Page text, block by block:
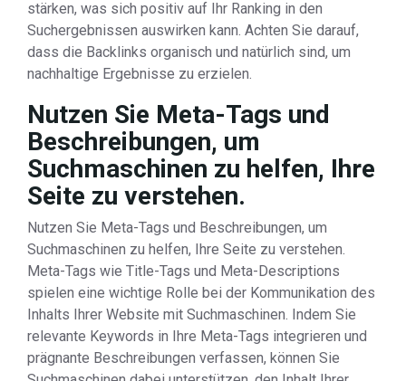
stärken, was sich positiv auf Ihr Ranking in den
Suchergebnissen auswirken kann. Achten Sie darauf,
dass die Backlinks organisch und natürlich sind, um
nachhaltige Ergebnisse zu erzielen.
Nutzen Sie Meta-Tags und
Beschreibungen, um
Suchmaschinen zu helfen, Ihre
Seite zu verstehen.
Nutzen Sie Meta-Tags und Beschreibungen, um
Suchmaschinen zu helfen, Ihre Seite zu verstehen.
Meta-Tags wie Title-Tags und Meta-Descriptions
spielen eine wichtige Rolle bei der Kommunikation des
Inhalts Ihrer Website mit Suchmaschinen. Indem Sie
relevante Keywords in Ihre Meta-Tags integrieren und
prägnante Beschreibungen verfassen, können Sie